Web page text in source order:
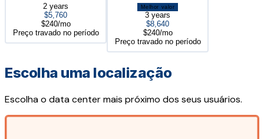
2 years
$5,760
$240/mo
Preço travado no período
Melhor valor
3 years
$8,640
$240/mo
Preço travado no período
Escolha uma localização
Escolha o data center mais próximo dos seus usuários.